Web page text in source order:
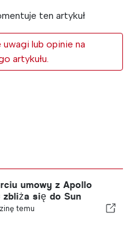
ten artykuł
uwagi lub opinie na
artykułu.
umowy z Apollo
się do Sun
temu